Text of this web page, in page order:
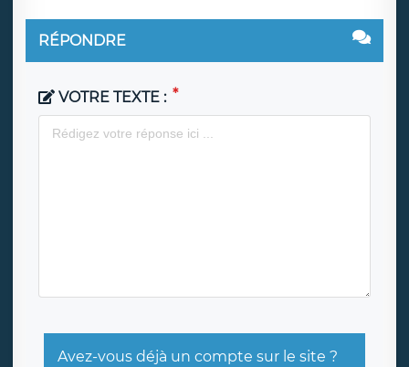
RÉPONDRE
VOTRE TEXTE :
Avez-vous déjà un compte sur le site ?